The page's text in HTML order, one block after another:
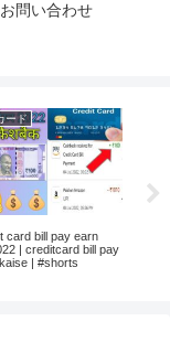
お問い合わせ
ード
card bill pay earn
| creditcard bill pay
| #shorts